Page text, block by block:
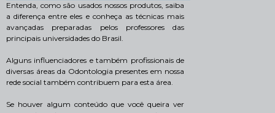
Entenda, como são usados nossos produtos, saiba
a diferença entre eles e conheça as técnicas mais
avançadas preparadas pelos professores das
principais universidades do Brasil.
Alguns influenciadores e também profissionais de
diversas áreas da Odontologia presentes em nossa
rede social também contribuem para esta área.
Se houver algum conteúdo que você queira ver